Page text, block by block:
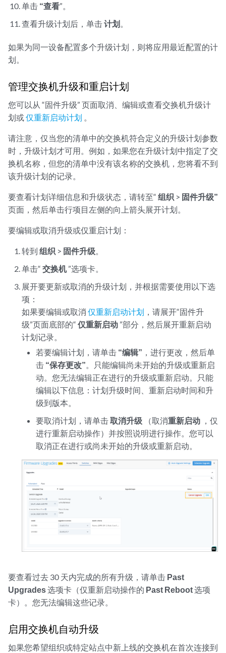
单击 “查看”。
查看升级计划后，单击计划
如果为同一设备配置多个升级计划，则将应用最近配置的计
划。
管理交换机升级和重启计划
您可以从 “固件升级” 页面取消、编辑或查看交换机升级计
划或 仅重新启动计划
请注意，仅当您的清单中的交换机符合定义的升级计划参数
时，升级计划才可用。例如，如果您在升级计划中指定了交
换机名称，但您的清单中没有该名称的交换机，您将看不到
该升级计划的记录。
要查看计划详细信息和升级状态，请转至“ 组织 > 固件升级”
页面，然后单击行项目左侧的向上箭头展开计划。
要编辑或取消升级或仅重启计划：
转到组织 > 固件升级
单击“交换机 ”选项卡。
展开要更新或取消的升级计划，并根据需要使用以下选
项：
如果要编辑或取消仅重新启动计划 ，请展开“固件升
级”页面底部的“仅重新启动 ”部分，然后展开重新启动
计划记录。
若要编辑计划，请单击 “编辑” ，进行更改，然后单
击 “保存更改” 。只能编辑尚未开始的升级或重新启
动。您无法编辑正在进行的升级或重新启动。只能
编辑以下信息：计划升级时间、重新启动时间和升
级到版本。
要取消计划，请单击取消升级（取消重新启动，仅
进行重新启动操作）并按照说明进行操作。您可以
取消正在进行或尚未开始的升级或重新启动。
要查看过去 30 天内完成的所有升级，请单击 Past
Upgrades选项卡（仅重新启动操作的 Past Reboot选项
卡）。您无法编辑这些记录。
启用交换机自动升级
如果您希望组织或特定站点中新上线的交换机在首次连接到